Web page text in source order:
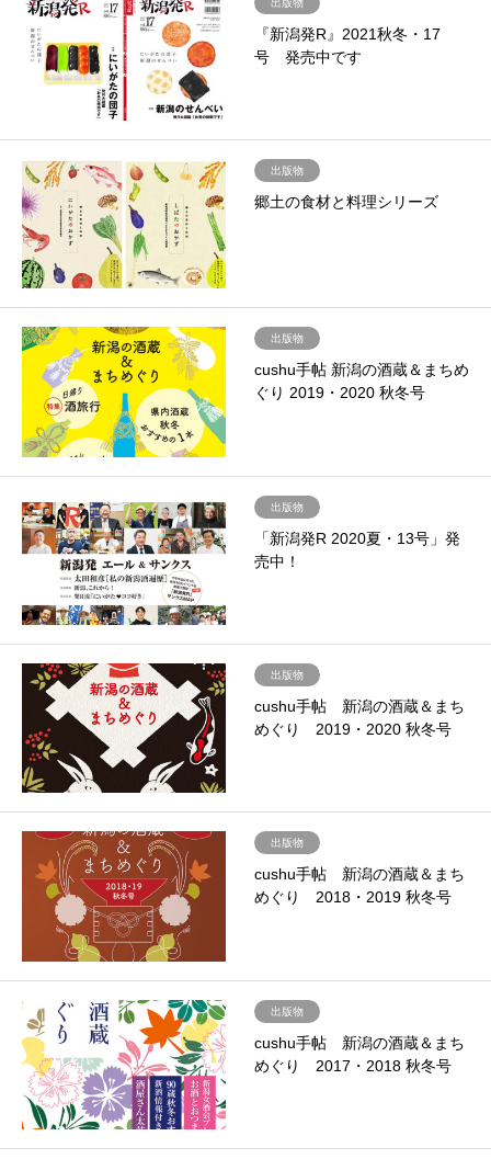
出版物
『新潟発R』2021秋冬・17
号 発売中です
出版物
郷土の食材と料理シリーズ
出版物
cushu手帖 新潟の酒蔵＆まちめ
ぐり 2019・2020 秋冬号
出版物
「新潟発R 2020夏・13号」発
売中！
出版物
cushu手帖 新潟の酒蔵＆まち
めぐり 2019・2020 秋冬号
出版物
cushu手帖 新潟の酒蔵＆まち
めぐり 2018・2019 秋冬号
出版物
cushu手帖 新潟の酒蔵＆まち
めぐり 2017・2018 秋冬号